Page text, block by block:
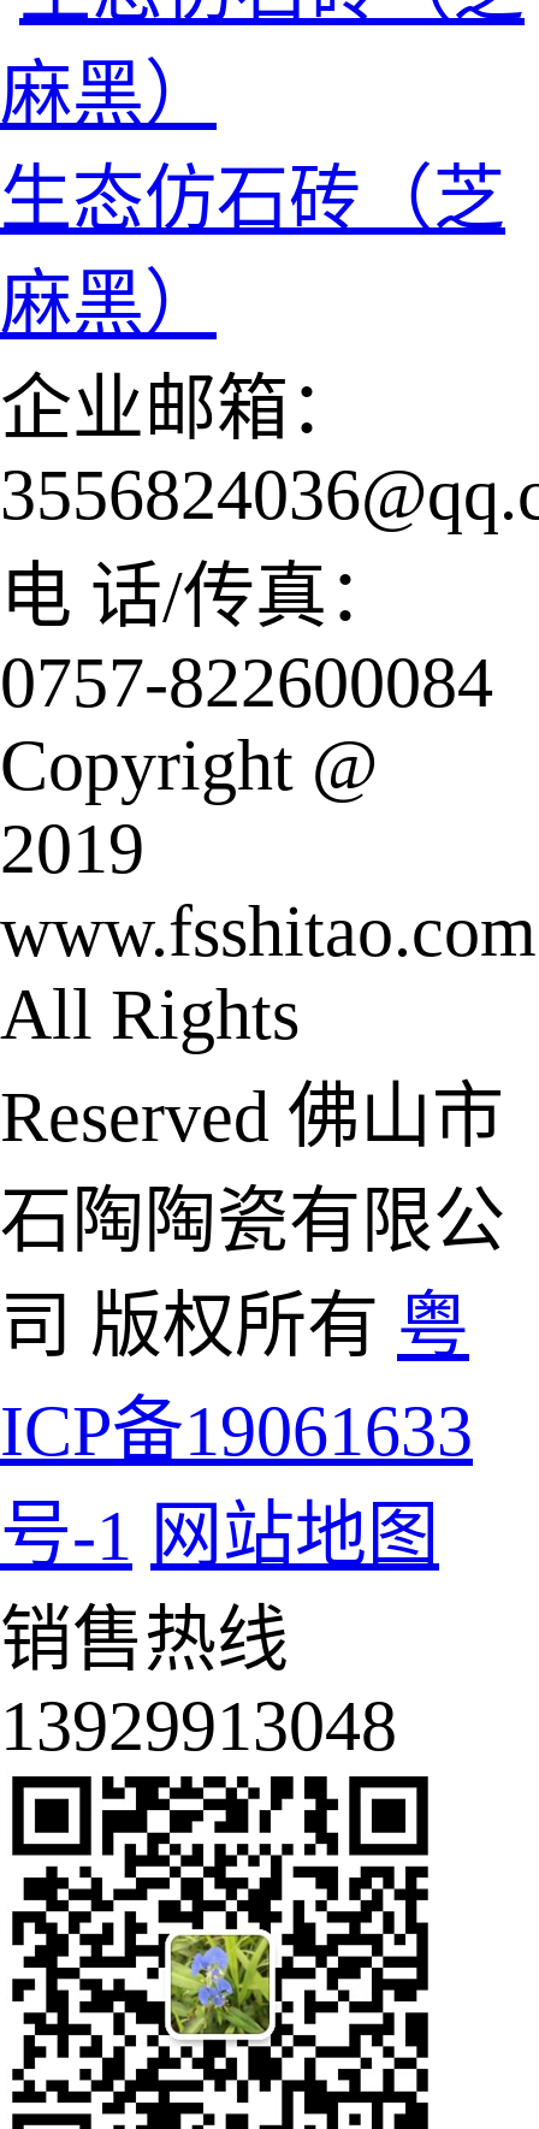
生态仿石砖（芝
麻黑）
企业邮箱：
电 话/传真：
0757-822600084
Copyright @
2019
www.fsshitao.com
All Rights
Reserved 佛山市
石陶陶瓷有限公
司 版权所有 粤
ICP备19061633
号-1 网站地图
销售热线
13929913048